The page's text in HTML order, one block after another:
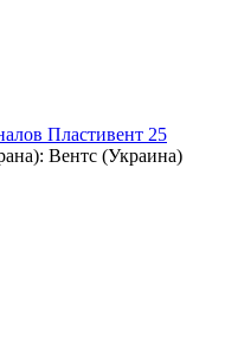
Пластивент 25
Вентс (Украина)